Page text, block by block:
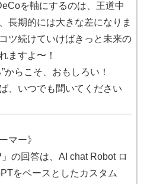
を軸にするのは、王道中
長期的には大きな差になりま
ツ続けていけばきっと未来の
ますよ〜！
からこそ、おもしろい！
、いつでも聞いてください
マー》
の回答は、AI chat Robot ロ
をベースとしたカスタム